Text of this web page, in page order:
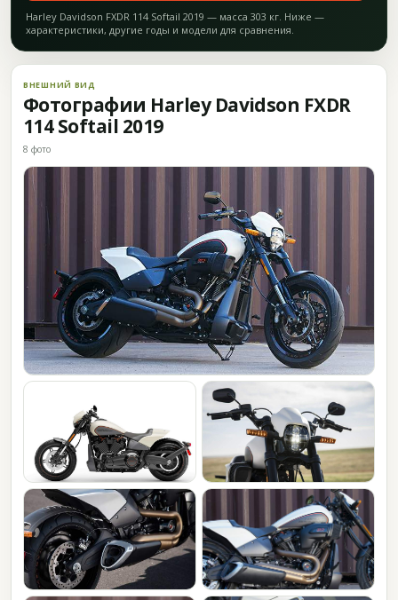
Harley Davidson FXDR 114 Softail 2019 — масса 303 кг. Ниже —
характеристики, другие годы и модели для сравнения.
ВНЕШНИЙ ВИД
Фотографии Harley Davidson FXDR
114 Softail 2019
8 фото